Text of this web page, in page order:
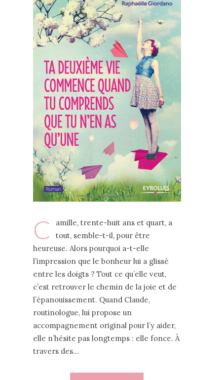
C
amille, trente-huit ans et quart, a
tout, semble-t-il, pour être
heureuse. Alors pourquoi a-t-elle
l’impression que le bonheur lui a glissé
entre les doigts ? Tout ce qu’elle veut,
c’est retrouver le chemin de la joie et de
l’épanouissement. Quand Claude,
routinologue, lui propose un
accompagnement original pour l’y aider,
elle n’hésite pas longtemps : elle fonce. À
travers des…